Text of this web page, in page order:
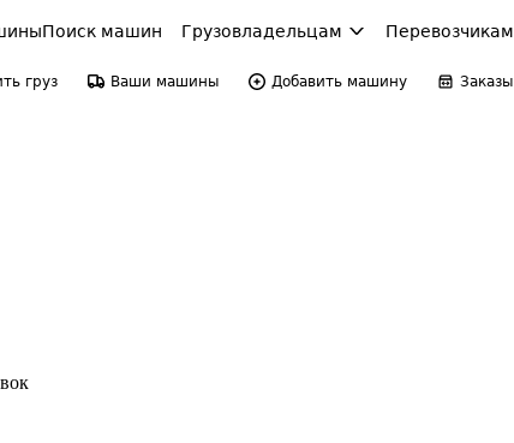
Поиск машин Грузовладельцам Перевозчикам
груз Ваши машины Добавить машину Заказы